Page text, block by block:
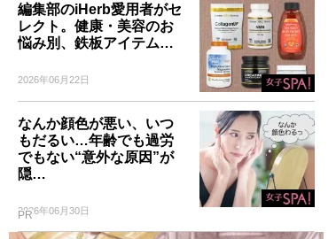
編集部のiHerb愛用者がセ
レクト。健康・美容のお
悩み別、鉄板アイテム…
2026年06月22日
なんか顔色が悪い、いつ
もだるい…年齢でも過労
でもない“意外な原因”が
隠…
2026年06月30日
PR